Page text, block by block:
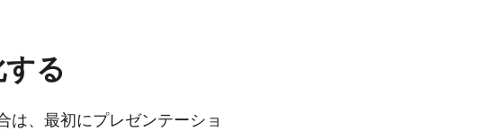
る
は、最初にプレゼンテーショ